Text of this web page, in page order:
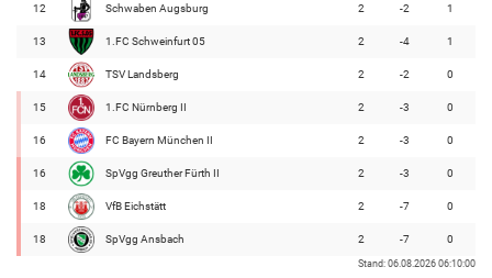
12 Schwaben Augsburg 2 -2 1
13 1.FC Schweinfurt 05 2 -4 1
14 TSV Landsberg 2 -2 0
15 1.FC Nürnberg II 2 -3 0
16 FC Bayern München II 2 -3 0
16 SpVgg Greuther Fürth II 2 -3 0
18 VfB Eichstätt 2 -7 0
18 SpVgg Ansbach 2 -7 0
Stand: 06.08.2026 06:10:00